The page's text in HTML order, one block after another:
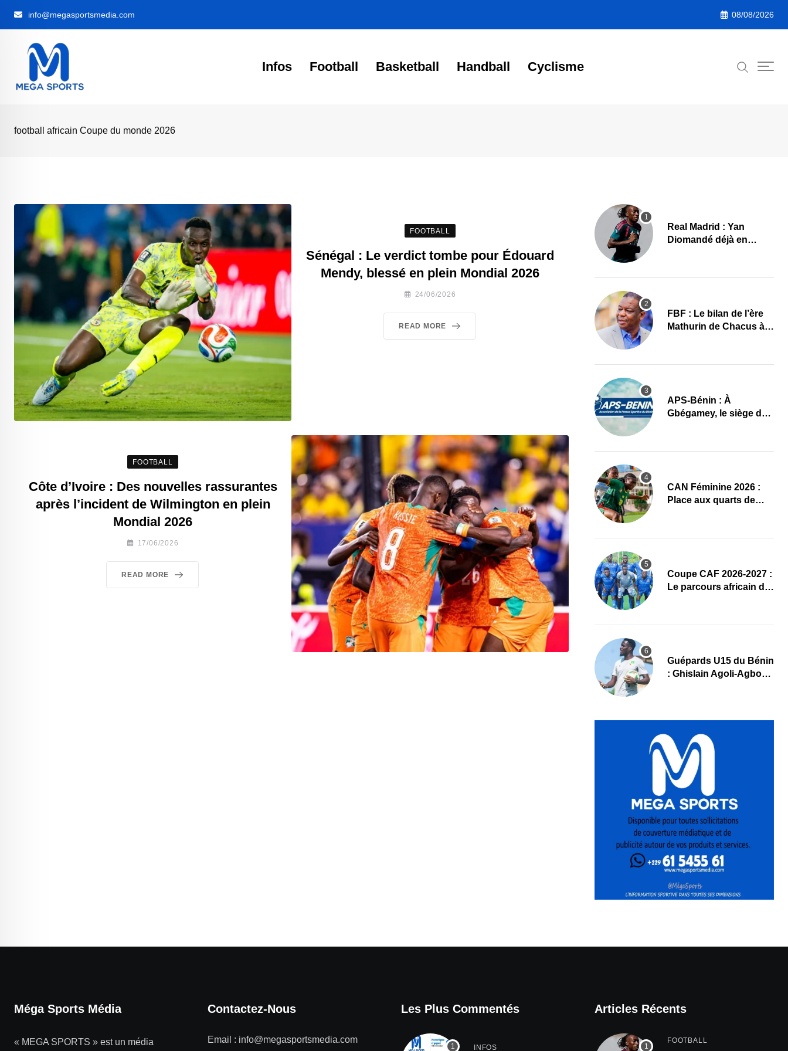
info@megasportsmedia.com 08/08/2026
Infos Football Basketball Handball Cyclisme
football africain Coupe du monde 2026
FOOTBALL
Sénégal : Le verdict tombe pour Édouard
Mendy, blessé en plein Mondial 2026
24/06/2026
READ MORE
FOOTBALL
Côte d’Ivoire : Des nouvelles rassurantes
après l’incident de Wilmington en plein
Mondial 2026
17/06/2026
READ MORE
Real Madrid : Yan
Diomandé déjà en
FBF : Le bilan de l’ère
Mathurin de Chacus à
APS-Bénin : À
Gbégamey, le siège de
accueillir l’AG élective
CAN Féminine 2026 :
Place aux quarts de
Coupe CAF 2026-2027 :
Le parcours africain de
Guépards U15 du Bénin
: Ghislain Agoli-Agbo
Méga Sports Média
« MEGA SPORTS » est un média
Contactez-Nous
Email : info@megasportsmedia.com
Les Plus Commentés
INFOS
Articles Récents
FOOTBALL